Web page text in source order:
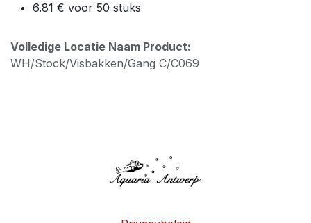
6.81 € voor 50 stuks
Volledige Locatie Naam Product:
WH/Stock/Visbakken/Gang C/C069